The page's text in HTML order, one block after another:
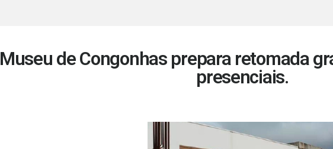
Museu de Congonhas prepara retomada
presenciais.